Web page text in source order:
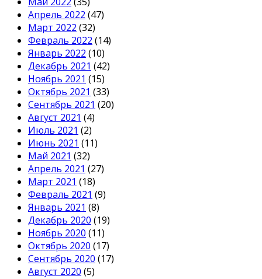
Апрель 2022 (47)
Март 2022 (32)
Февраль 2022 (14)
Январь 2022 (10)
Декабрь 2021 (42)
Ноябрь 2021 (15)
Октябрь 2021 (33)
Сентябрь 2021 (20)
Август 2021 (4)
Июль 2021 (2)
Июнь 2021 (11)
Май 2021 (32)
Апрель 2021 (27)
Март 2021 (18)
Февраль 2021 (9)
Январь 2021 (8)
Декабрь 2020 (19)
Ноябрь 2020 (11)
Октябрь 2020 (17)
Сентябрь 2020 (17)
Август 2020 (5)